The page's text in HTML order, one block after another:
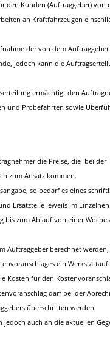
den Kunden (Auftraggeber) von
an Kraftfahrzeugen
der von dem
jedoch kann die
ermächtigt den
und Probefahrten sowie
die Preise, die bei der
zum Ansatz kommen.
so bedarf es eines
Ersatzteile jeweils im
bis zum Ablauf von einer Woche
Auftraggeber berechnet
ein
Kosten für den
darf bei der
überschritten werden.
jedoch auch an die aktuellen